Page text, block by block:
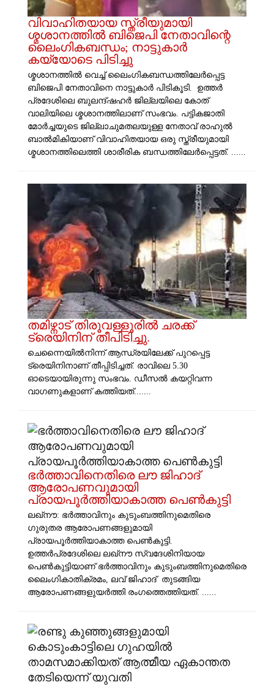
വിവാഹിതയായ സ്ത്രീയുമായി
ശ്മശാനത്തിൽ ബിജെപി നേതാവിന്റെ
ലൈം​ഗികബന്ധം; നാട്ടുകാർ
കയ്യോടെ പിടിച്ചു
ശ്മശാനത്തിൽ വെച്ച് ലൈം​ഗികബന്ധത്തിലേർപ്പെട്ട
ബിജെപി നേതാവിനെ നാട്ടുകാർ പിടികൂടി. ഉത്തർ
പ്രദേശിലെ ബുലന്ദ്ഷഹർ ജില്ലയിലെ കോത്​
വാലിയിലെ ശ്മശാനത്തിലാണ് സംഭവം. പട്ടികജാതി
മോർച്ചയുടെ ജില്ലാചുമതലയുള്ള നേതാവ് രാഹുൽ
ബാൽമികിയാണ് വിവാഹിതയായ ഒരു സ്ത്രീയുമായി
ശ്മശാനത്തിലെത്തി ശാരീരിക ബന്ധത്തിലേർപ്പെട്ടത്. ......
തമിഴ്നാട് തിരൂവള്ളൂരിൽ ചരക്ക്
ട്രെയിനിന് തീപിടിച്ചു.
ചെന്നൈയിൽനിന്ന് ആന്ധ്രയിലേക്ക് പുറപ്പെട്ട
ട്രെയിനിനാണ് തീപ്പിടിച്ചത്. രാവിലെ 5.30
ഓടെയായിരുന്നു സംഭവം. ഡീസൽ കയറ്റിവന്ന
വാഗണുകളാണ് കത്തിയത്.......
ഭർത്താവിനെതിരെ ലൗ ജിഹാദ്
ആരോപണവുമായി
പ്രായപൂർത്തിയാകാത്ത പെൺകുട്ടി
ലഖ്നൗ: ഭർത്താവിനും കുടുംബത്തിനുമെതിരെ ​
ഗുരുതര ആരോപണങ്ങളുമായി
പ്രായപൂർത്തിയാകാത്ത പെൺകുട്ടി.
ഉത്തർപ്രദേശിലെ ലഖ്നൗ സ്വദേശിനിയായ
പെൺകുട്ടിയാണ് ഭർത്താവിനും കുടുംബത്തിനുമെതിരെ
ലെെംഗികാതിക്രമം, ലവ് ജിഹാദ് തുടങ്ങിയ
ആരോപണങ്ങളുയർത്തി രം​​ഗത്തെത്തിയത്. ......